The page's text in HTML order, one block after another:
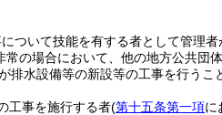
ついて技能を有する者として管理
常の場合において、他の地方公共団
排水設備等の新設等の工事を行う
工事を施行する者(第十五条第一項に